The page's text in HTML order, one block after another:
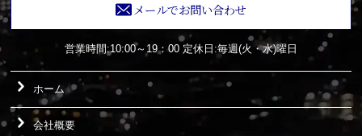
メールでお問い合わせ
営業時間:10:00～19：00 定休日:毎週(火・水)曜日
ホーム
会社概要